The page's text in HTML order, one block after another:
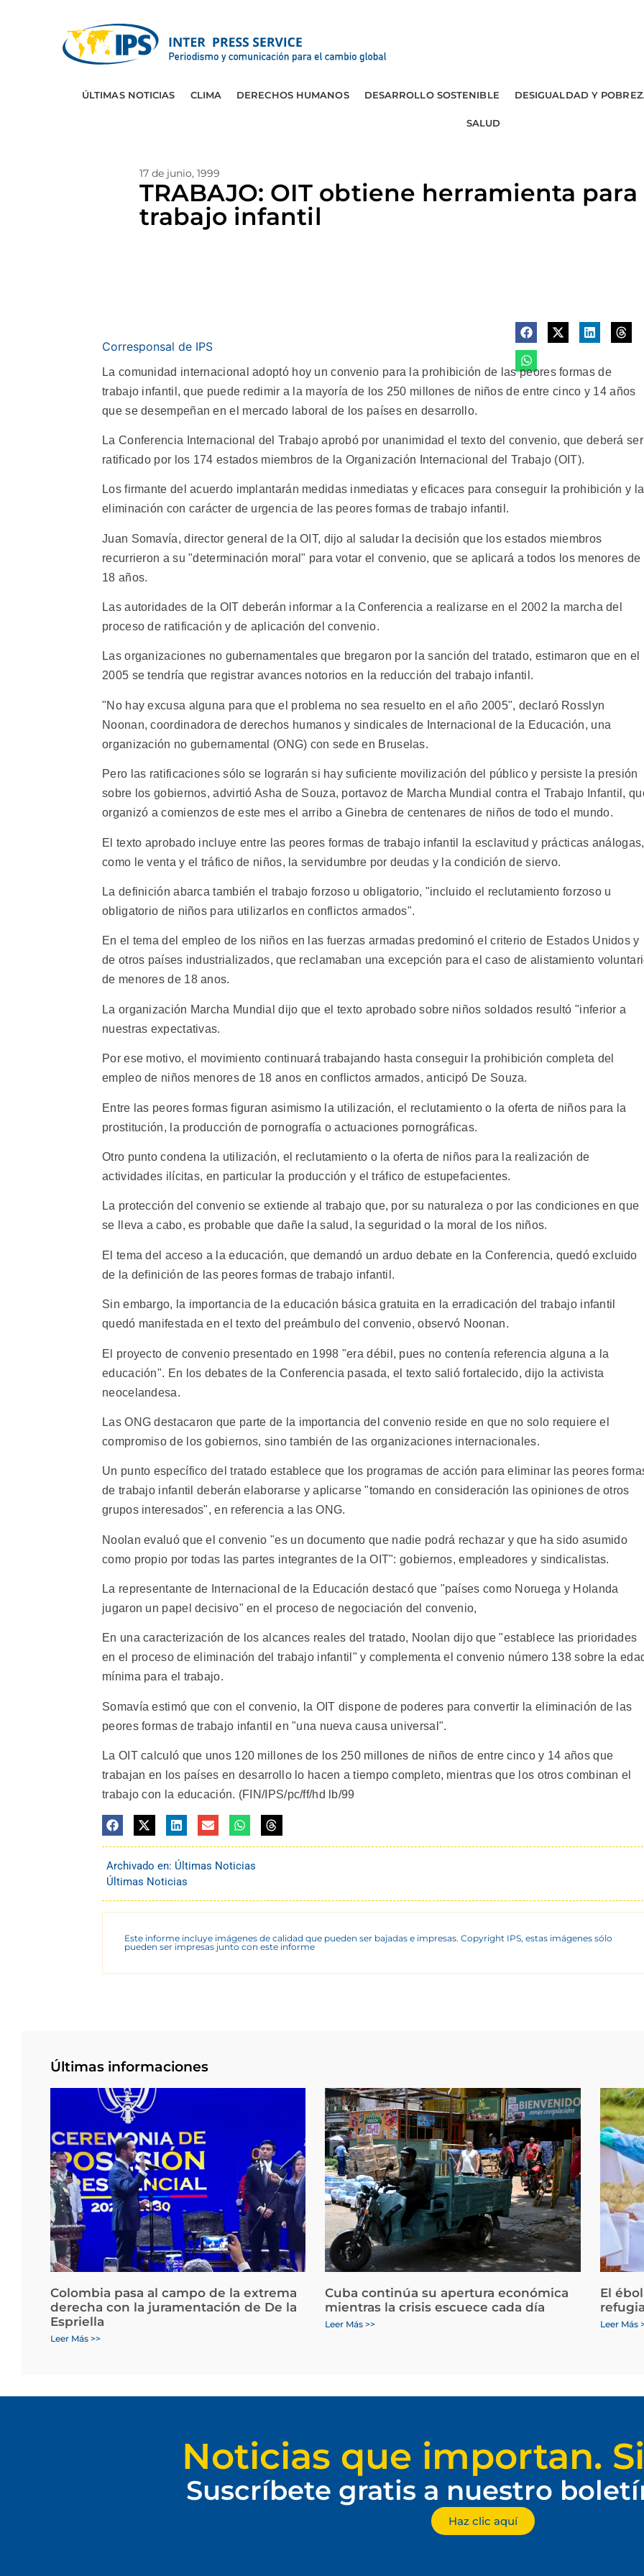
ÚLTIMAS NOTICIAS CLIMA DERECHOS HUMANOS DESARROLLO SOSTENIBLE DESIGUALDAD Y
SALUD
17 de junio, 1999
TRABAJO: OIT obtiene herramienta
trabajo infantil
Corresponsal de IPS
La comunidad internacional adoptó hoy un convenio para la prohibición de las peores formas de
trabajo infantil, que puede redimir a la mayoría de los 250 millones de niños de entre cinco y 14 años
que se desempeñan en el mercado laboral de los países en desarrollo.
La Conferencia Internacional del Trabajo aprobó por unanimidad el texto del convenio, que deberá ser
ratificado por los 174 estados miembros de la Organización Internacional del Trabajo (OIT).
Los firmante del acuerdo implantarán medidas inmediatas y eficaces para conseguir la prohibición y la
eliminación con carácter de urgencia de las peores formas de trabajo infantil.
Juan Somavía, director general de la OIT, dijo al saludar la decisión que los estados miembros
recurrieron a su "determinación moral" para votar el convenio, que se aplicará a todos los menores de
18 años.
Las autoridades de la OIT deberán informar a la Conferencia a realizarse en el 2002 la marcha del
proceso de ratificación y de aplicación del convenio.
Las organizaciones no gubernamentales que bregaron por la sanción del tratado, estimaron que en el
2005 se tendría que registrar avances notorios en la reducción del trabajo infantil.
"No hay excusa alguna para que el problema no sea resuelto en el año 2005", declaró Rosslyn
Noonan, coordinadora de derechos humanos y sindicales de Internacional de la Educación, una
organización no gubernamental (ONG) con sede en Bruselas.
Pero las ratificaciones sólo se lograrán si hay suficiente movilización del público y persiste la presión
sobre los gobiernos, advirtió Asha de Souza, portavoz de Marcha Mundial contra el Trabajo Infantil,
organizó a comienzos de este mes el arribo a Ginebra de centenares de niños de todo el mundo.
El texto aprobado incluye entre las peores formas de trabajo infantil la esclavitud y prácticas análogas,
como le venta y el tráfico de niños, la servidumbre por deudas y la condición de siervo.
La definición abarca también el trabajo forzoso u obligatorio, "incluido el reclutamiento forzoso u
obligatorio de niños para utilizarlos en conflictos armados".
En el tema del empleo de los niños en las fuerzas armadas predominó el criterio de Estados Unidos y
de otros países industrializados, que reclamaban una excepción para el caso de alistamiento
de menores de 18 anos.
La organización Marcha Mundial dijo que el texto aprobado sobre niños soldados resultó "inferior a
nuestras expectativas.
Por ese motivo, el movimiento continuará trabajando hasta conseguir la prohibición completa del
empleo de niños menores de 18 anos en conflictos armados, anticipó De Souza.
Entre las peores formas figuran asimismo la utilización, el reclutamiento o la oferta de niños para la
prostitución, la producción de pornografía o actuaciones pornográficas.
Otro punto condena la utilización, el reclutamiento o la oferta de niños para la realización de
actividades ilícitas, en particular la producción y el tráfico de estupefacientes.
La protección del convenio se extiende al trabajo que, por su naturaleza o por las condiciones en que
se lleva a cabo, es probable que dañe la salud, la seguridad o la moral de los niños.
El tema del acceso a la educación, que demandó un arduo debate en la Conferencia, quedó excluido
de la definición de las peores formas de trabajo infantil.
Sin embargo, la importancia de la educación básica gratuita en la erradicación del trabajo infantil
quedó manifestada en el texto del preámbulo del convenio, observó Noonan.
El proyecto de convenio presentado en 1998 "era débil, pues no contenía referencia alguna a la
educación". En los debates de la Conferencia pasada, el texto salió fortalecido, dijo la activista
neocelandesa.
Las ONG destacaron que parte de la importancia del convenio reside en que no solo requiere el
compromiso de los gobiernos, sino también de las organizaciones internacionales.
Un punto específico del tratado establece que los programas de acción para eliminar las peores
de trabajo infantil deberán elaborarse y aplicarse "tomando en consideración las opiniones de otros
grupos interesados", en referencia a las ONG.
Noolan evaluó que el convenio "es un documento que nadie podrá rechazar y que ha sido asumido
como propio por todas las partes integrantes de la OIT": gobiernos, empleadores y sindicalistas.
La representante de Internacional de la Educación destacó que "países como Noruega y Holanda
jugaron un papel decisivo" en el proceso de negociación del convenio,
En una caracterización de los alcances reales del tratado, Noolan dijo que "establece las prioridades
en el proceso de eliminación del trabajo infantil" y complementa el convenio número 138 sobre la
mínima para el trabajo.
Somavía estimó que con el convenio, la OIT dispone de poderes para convertir la eliminación de las
peores formas de trabajo infantil en "una nueva causa universal".
La OIT calculó que unos 120 millones de los 250 millones de niños de entre cinco y 14 años que
trabajan en los países en desarrollo lo hacen a tiempo completo, mientras que los otros combinan el
trabajo con la educación. (FIN/IPS/pc/ff/hd lb/99
Archivado en: Últimas Noticias
Últimas Noticias
Este informe incluye imágenes de calidad que pueden ser bajadas e impresas. Copyright IPS, estas imágenes sólo
pueden ser impresas junto con este informe
Últimas informaciones
Colombia pasa al campo de la extrema
derecha con la juramentación de De la
Espriella
Leer Más >>
Cuba continúa su apertura económica
mientras la crisis escuece cada día
Leer Más >>
El
Leer Más
Noticias que importan.
Suscríbete gratis a nuestro
Haz clic aquí